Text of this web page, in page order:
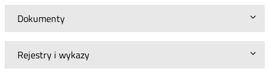
Dokumenty
Rejestry i wykazy